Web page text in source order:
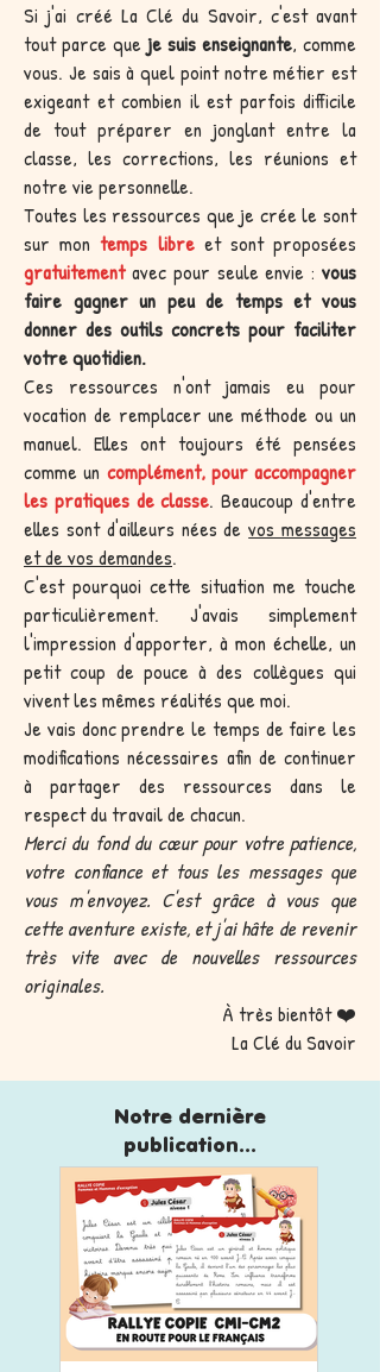
Si j'ai créé La Clé du Savoir, c'est avant
tout parce que je suis enseignante, comme
vous. Je sais à quel point notre métier est
exigeant et combien il est parfois difficile
de tout préparer en jonglant entre la
classe, les corrections, les réunions et
notre vie personnelle.
Toutes les ressources que je crée le sont
sur montemps libreet sont proposées
gratuitementavec pour seule envie : vous
faire gagner un peu de temps et vous
donner des outils concrets pour faciliter
votre quotidien.
Ces ressources n'ont jamais eu pour
vocation de remplacer une méthode ou un
manuel. Elles ont toujours été pensées
comme un complément, pour accompagner
les pratiques de classe. Beaucoup d'entre
elles sont d'ailleurs nées devos messages
et de vos demandes.
C'est pourquoi cette situation me touche
particulièrement. J'avais simplement
l'impression d'apporter, à mon échelle, un
petit coup de pouce à des collègues qui
vivent les mêmes réalités que moi.
Je vais donc prendre le temps de faire les
modifications nécessaires afin de continuer
à partager des ressources dans le
respect du travail de chacun.
Merci du fond du cœur pour votre patience,
votre confiance et tous les messages que
vous m'envoyez. C'est grâce à vous que
cette aventure existe, et j'ai hâte de revenir
très vite avec de nouvelles ressources
originales.
À très bientôt ❤️
La Clé du Savoir
Notre dernière
publication...